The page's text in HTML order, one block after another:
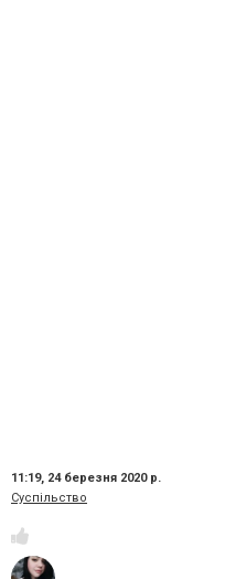
11:19, 24 березня 2020 р.
Суспільство